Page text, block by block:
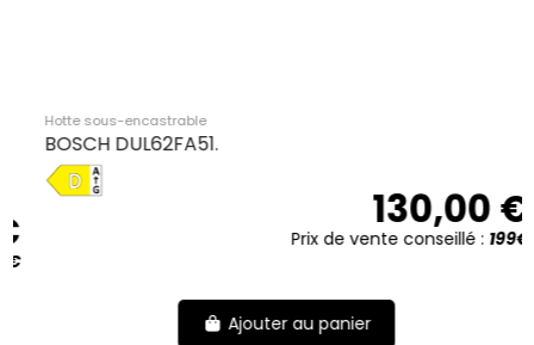
X hotte Montée au mur Acier
365 m³/h.
180,00 €
Ajouter au panier